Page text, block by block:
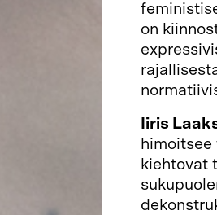
on
Iiris
kiehtovat